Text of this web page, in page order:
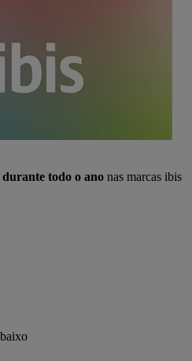
durante todo o ano nas marcas ibis